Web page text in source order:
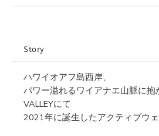
Story
ハワイオアフ島西岸、
パワー溢れるワイアナエ山脈に抱
VALLEYにて
2021年に誕生したアクティブウェ